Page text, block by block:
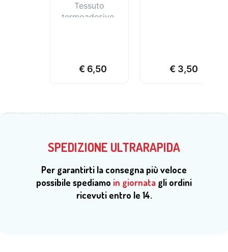
Tessuto
termoadesivo,
€ 6,50 € 3,50
SPEDIZIONE ULTRARAPIDA
Per garantirti la consegna più veloce
possibile spediamo in giornata gli ordini
ricevuti entro le 14.